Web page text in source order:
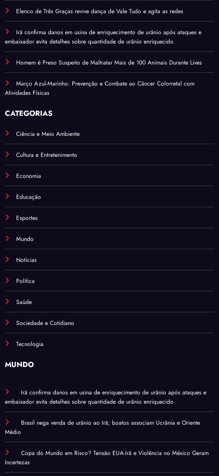
Elenco de Três Graças revive dança de Vale Tudo e agita as redes
Irã confirma danos em usina de enriquecimento de urânio após ataques e
embaixador evita detalhes sobre quantidade de urânio enriquecido
Homem é Preso Suspeito de Maltratar Mais de 100 Animais Durante Lives
Março Azul-Marinho: Prevenção e Combate ao Câncer Colorretal com
Atividades Físicas
CATEGORIAS
Ciência e Meio Ambiente
Cultura e Entretenimento
Economia
Educação
Esportes
Mundo
Notícias
Política
Saúde
Sociedade e Cotidiano
Tecnologia
MUNDO
Irã confirma danos em usina de enriquecimento de urânio após ataques e
embaixador evita detalhes sobre quantidade de urânio enriquecido
Brasil nega venda de urânio ao Irã; boatos associam Ucrânia e Oriente
Médio
Copa do Mundo em Risco? Tensão EUA-Irã e Violência no México Geram
Incertezas